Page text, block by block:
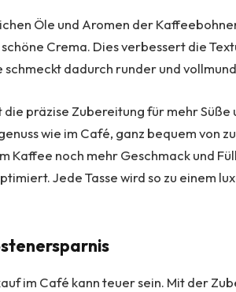
Öle und Aromen der
Crema. Dies verbessert die
schmeckt dadurch runder und
präzise Zubereitung für mehr Süße
wie im Café, ganz bequem von
Kaffee noch mehr Geschmack und
Jede Tasse wird so zu einem
im Café kann teuer sein. Mit der